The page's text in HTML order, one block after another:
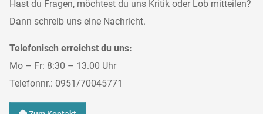
Hast du Fragen, möchtest du uns Kritik oder Lob mitteilen?
Dann schreib uns eine Nachricht.
Telefonisch erreichst du uns:
Mo – Fr: 8:30 – 13.00 Uhr
Telefonnr.: 0951/70045771